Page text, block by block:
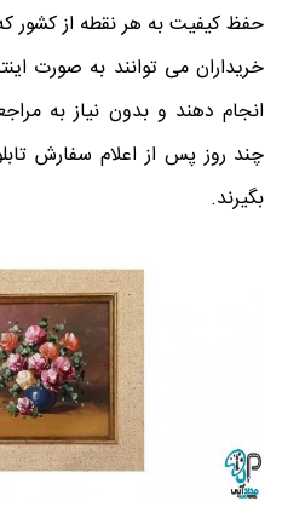
حفظ کیفیت به هر نقطه از کشور
خریداران می ‌توانند به صورت
انجام دهند و بدون نیاز به
چند روز پس از اعلام سفارش
بگیرند.